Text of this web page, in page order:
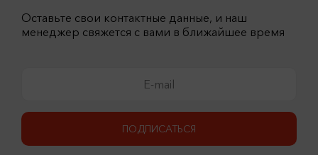
Оставьте свои контактные данные, и наш
менеджер свяжется с вами в ближайшее время
ПОДПИСАТЬСЯ